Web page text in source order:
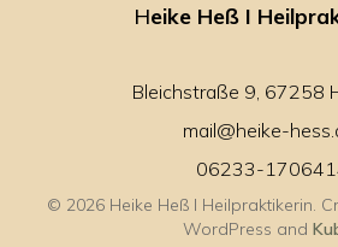
Heike Heß I
Bleichstraße 9, 67258
mail@heike-
06233-
© 2026 Heike Heß I Heilpraktikerin.
WordPress and